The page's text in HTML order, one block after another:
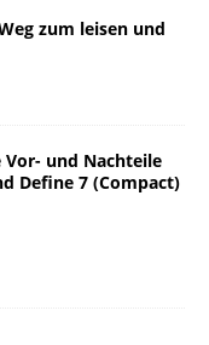
zum leisen und
Vor- und Nachteile
Define 7 (Compact)